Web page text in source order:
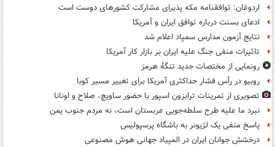
اردوغان: توافقنامه مکه پذیرای مشارکت کشورهای دوست است
ادعای بسنت درباره توافق ایران و آمریکا
نتایج آزمون مدارس سمپاد اعلام شد
تاثیرات منفی جنگ علیه ایران بر بازار کار آمریکا
رونمایی از مختصات جدید تنگۀ هرمز
روبیو در رأس فشار حداکثری آمریکا برای تغییر مسیر کوبا
تصویری از تمرینات ترابزون اسپور با حضور ساویچ، صلاح و اونانا
نبرد ما علیه طرح سلطه‌جویی عربستان است، نه مردم جنوب یمن
پاسخ منفی یک لژیونر به باشگاه پرسپولیس
درخشش جوانان ایران در المپیاد جهانی هوش مصنوعی